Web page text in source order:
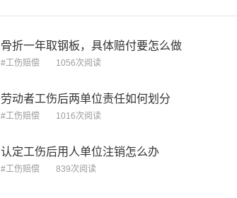
骨折一年取钢板，具体赔付要怎么做
#工伤赔偿 1056次阅读
劳动者工伤后两单位责任如何划分
#工伤赔偿 1016次阅读
认定工伤后用人单位注销怎么办
#工伤赔偿 839次阅读
[律师回复] 工作期间突发高血压脑梗，一般不属于工伤。工伤认定需符合工作时间、工作场所、工作原因三要素，高血压脑梗多属自身疾病，与工作无直接因果关系。但若因工作强度过大、加班等诱发，可申请工伤认定，由人社部门判定。建议先申请工伤认定，同时走医保报销。如需协助，可携带病历及工作记录至芜湖市镜湖区赭山西路48号紫金楼4层当面咨询。
[律师回复] 您好这边是可以帮您的